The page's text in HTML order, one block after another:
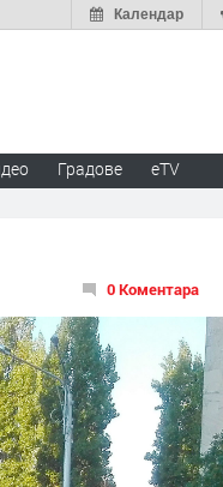
Календар
Градове eTV
0 Коментара